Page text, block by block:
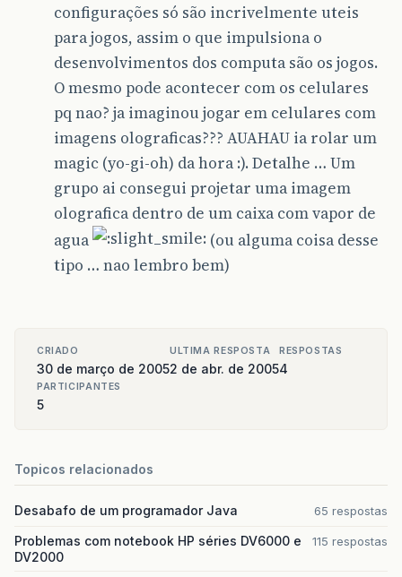
configurações só são incrivelmente uteis
para jogos, assim o que impulsiona o
desenvolvimentos dos computa são os jogos.
O mesmo pode acontecer com os celulares
pq nao? ja imaginou jogar em celulares com
imagens olograficas??? AUAHAU ia rolar um
magic (yo-gi-oh) da hora :). Detalhe … Um
grupo ai consegui projetar uma imagem
olografica dentro de um caixa com vapor de
agua
(ou alguma coisa desse
tipo … nao lembro bem)
CRIADO
30 de março de 2005
ULTIMA RESPOSTA
2 de abr. de 2005
RESPOSTAS
4
PARTICIPANTES
5
Topicos relacionados
Desabafo de um programador Java 65 respostas
Problemas com notebook HP séries DV6000 e
DV2000
115 respostas